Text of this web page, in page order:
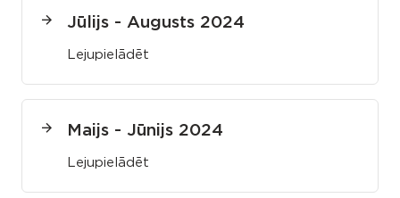
Jūlijs - Augusts 2024
Lejupielādēt
Maijs - Jūnijs 2024
Lejupielādēt